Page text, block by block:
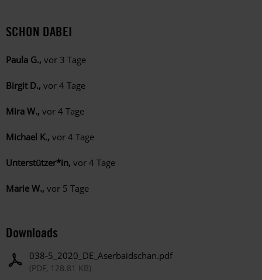
SCHON DABEI
Paula G., vor 3 Tage
Birgit D., vor 4 Tage
Mira W., vor 4 Tage
Michael K., vor 4 Tage
Unterstützer*in, vor 4 Tage
Marie W., vor 5 Tage
Downloads
038-5_2020_DE_Aserbaidschan.pdf
(PDF, 128.81 KB)